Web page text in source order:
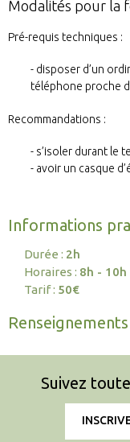
Modalités pour la
Pré-requis techniques :
disposer d’un
téléphone proche
Recommandations :
s’isoler durant le
avoir un casque
Informations
Durée : 2h
Horaires : 8h - 10h
Tarif : 50€
Suivez